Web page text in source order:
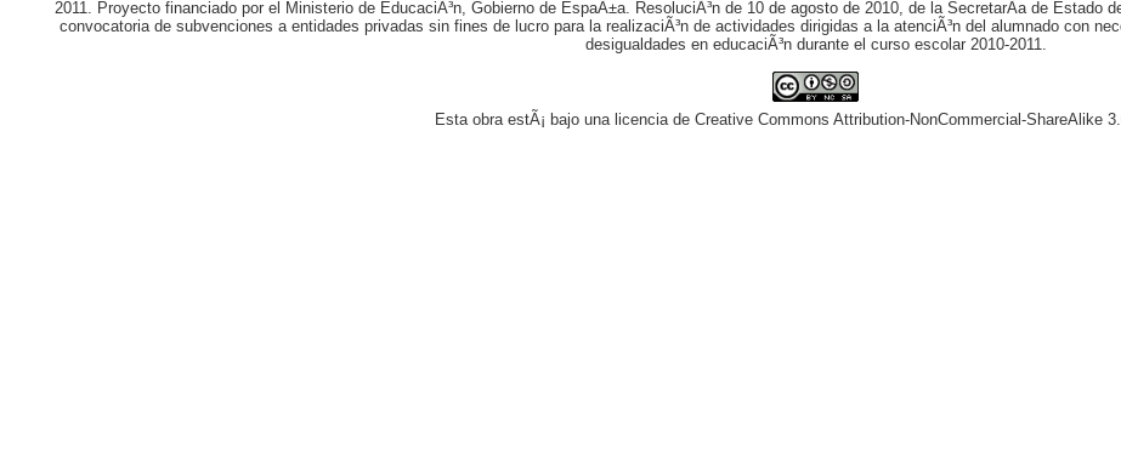
2011. Proyecto financiado por el Ministerio de EducaciÃ³n, Gobierno de EspaÃ±a. ResoluciÃ³n de 10 de agosto de 2010, de la SecretarÃ­a de Estado
convocatoria de subvenciones a entidades privadas sin fines de lucro para la realizaciÃ³n de actividades dirigidas a la atenciÃ³n del alumnado con
desigualdades en educaciÃ³n durante el curso escolar 2010-2011.
Esta obra estÃ¡ bajo una licencia de Creative Commons Attribution-NonCommercial-ShareAlike